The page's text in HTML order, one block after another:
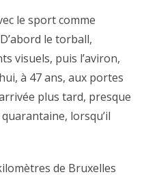
le sport comme
le torball,
visuels, puis l’aviron,
à 47 ans, aux portes
plus tard, presque
lorsqu’il
de Bruxelles